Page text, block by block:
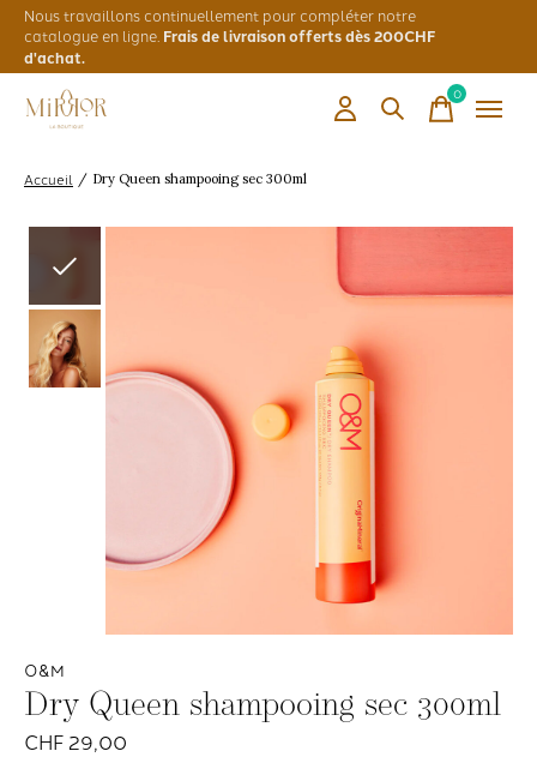
Nous travaillons continuellement pour compléter notre
catalogue en ligne. Frais de livraison offerts dès 200CHF
d'achat.
0items
Accueil / Dry Queen shampooing sec 300ml
O&M
Dry Queen shampooing sec 300ml
CHF 29,00